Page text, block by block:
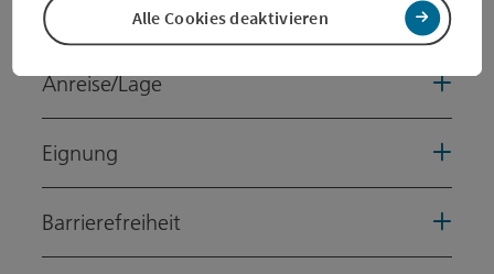
Preise
Anreise/Lage
Eignung
Barrierefreiheit
Alle Cookies deaktivieren